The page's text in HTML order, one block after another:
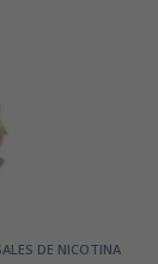
DE NICOTINA